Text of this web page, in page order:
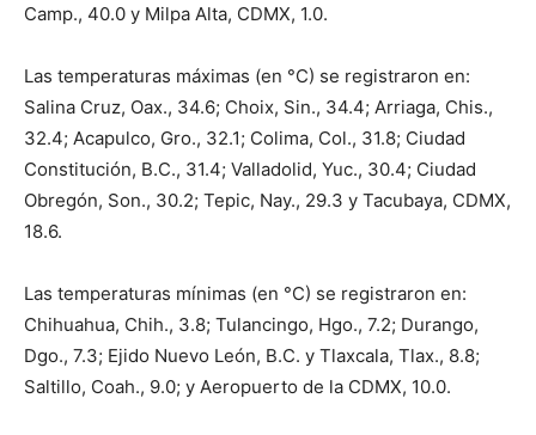
Camp., 40.0 y Milpa Alta, CDMX, 1.0.
Las temperaturas máximas (en °C) se registraron en:
Salina Cruz, Oax., 34.6; Choix, Sin., 34.4; Arriaga, Chis.,
32.4; Acapulco, Gro., 32.1; Colima, Col., 31.8; Ciudad
Constitución, B.C., 31.4; Valladolid, Yuc., 30.4; Ciudad
Obregón, Son., 30.2; Tepic, Nay., 29.3 y Tacubaya, CDMX,
18.6.
Las temperaturas mínimas (en °C) se registraron en:
Chihuahua, Chih., 3.8; Tulancingo, Hgo., 7.2; Durango,
Dgo., 7.3; Ejido Nuevo León, B.C. y Tlaxcala, Tlax., 8.8;
Saltillo, Coah., 9.0; y Aeropuerto de la CDMX, 10.0.